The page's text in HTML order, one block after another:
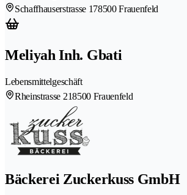
Schaffhauserstrasse 178500 Frauenfeld
Meliyah Inh. Gbati
Lebensmittelgeschäft
Rheinstrasse 218500 Frauenfeld
Bäckerei Zuckerkuss GmbH